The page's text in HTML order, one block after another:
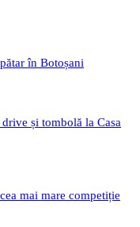
în Botoșani
și tombolă la Casa
mai mare competiție